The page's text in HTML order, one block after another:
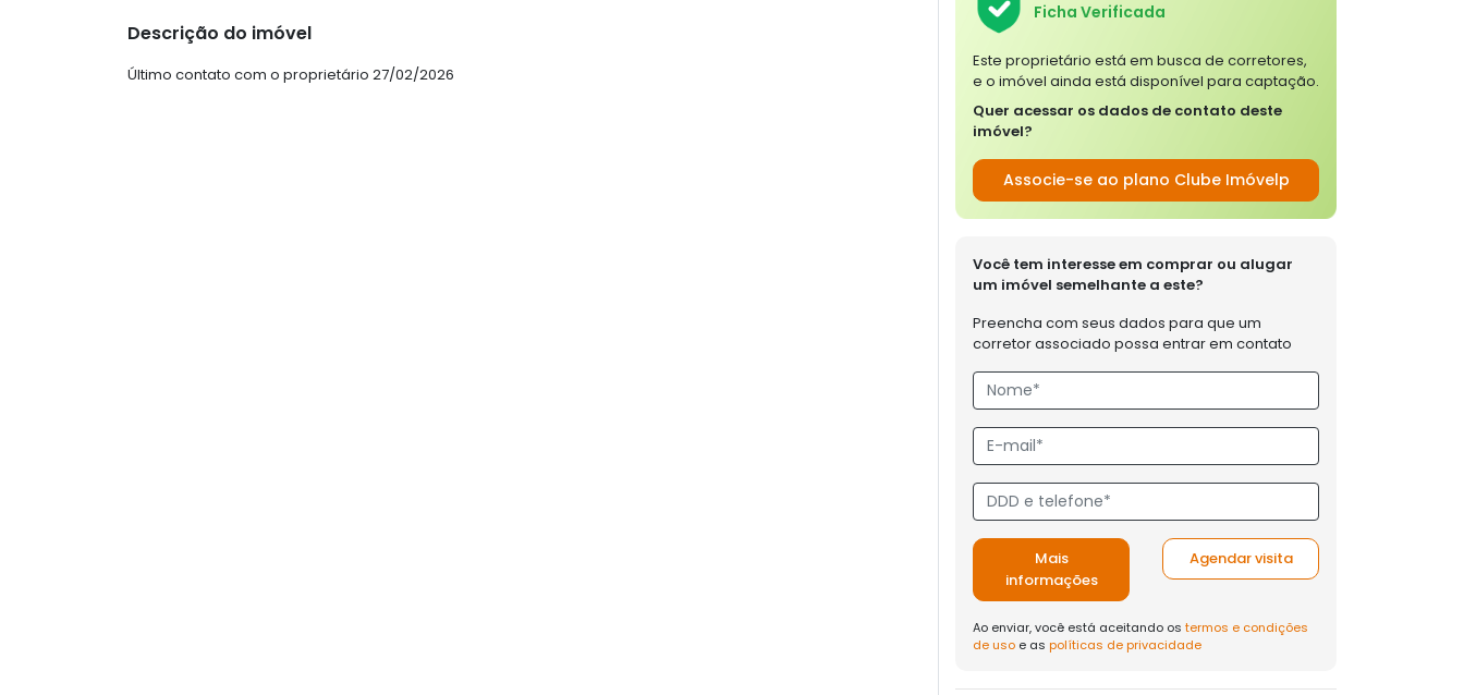
Descrição do imóvel
Último contato com o proprietário 27/02/2026
Ficha Verificada
Este proprietário está em busca de corretores,
e o imóvel ainda está disponível para captação.
Quer acessar os dados de contato deste
imóvel?
Associe-se ao plano Clube Imóvelp
Você tem interesse em comprar ou alugar
um imóvel semelhante a este?
Preencha com seus dados para que um
corretor associado possa entrar em contato
Mais
informações
Agendar visita
Ao enviar, você está aceitando os termos e condições
de uso e as políticas de privacidade